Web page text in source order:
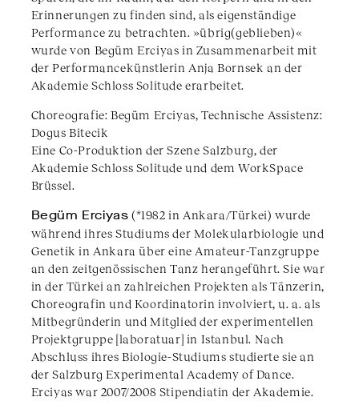
Erinnerungen zu finden sind, als eigenständige
Performance zu betrachten. »übrig(geblieben)«
wurde von Begüm Erciyas in Zusammenarbeit mit
der Performancekünstlerin Anja Bornsek an der
Akademie Schloss Solitude erarbeitet.
Choreografie: Begüm Erciyas, Technische Assistenz:
Dogus Bitecik
Eine Co-Produktion der Szene Salzburg, der
Akademie Schloss Solitude und dem WorkSpace
Brüssel.
Begüm Erciyas (*1982 in Ankara/Türkei) wurde
während ihres Studiums der Molekularbiologie und
Genetik in Ankara über eine Amateur-Tanzgruppe
an den zeitgenössischen Tanz herangeführt. Sie war
in der Türkei an zahlreichen Projekten als Tänzerin,
Choreografin und Koordinatorin involviert, u. a. als
Mitbegründerin und Mitglied der experimentellen
Projektgruppe [laboratuar] in Istanbul. Nach
Abschluss ihres Biologie-Studiums studierte sie an
der Salzburg Experimental Academy of Dance.
Erciyas war 2007/2008 Stipendiatin der Akademie.